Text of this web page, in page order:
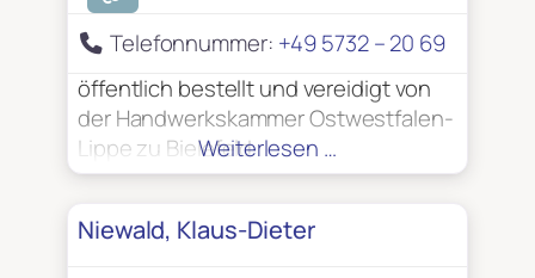
Telefonnummer: +49 5732 – 20 69
öffentlich bestellt und vereidigt von
der Handwerkskammer Ostwestfalen-
Lippe zu BielefeldWeiterlesen …
Niewald, Klaus-Dieter